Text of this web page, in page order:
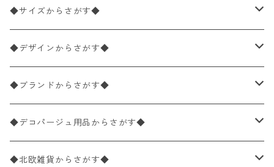
ペーパーナプキン2枚バラ売り
ペーパーナプキン1枚バラ売り
ペーパーナプキン20枚入りパック
ペーパーナプキン10枚入りパック
ライスペーパー
◆サイズからさがす◆
33×33cm（ランチサイズ）
バラ売り
パック売り
25×25cm（カクテルサイズ）
バラ売り
パック売り
40×40cm（ディナーサイズ）
バラ売り
21×21cm（ポケットサイズ）
◆デザインからさがす◆
花柄
植物・グリーン柄
動物・鳥・昆虫・蝶柄
◆ブランドからさがす◆
ドイツ製 IHR/イア
ランチサイズ
ドイツ製 Ambiente/アンビエンテ
◆デコパージュ用品からさがす◆
デコパージュ液
◆北欧雑貨からさがす◆